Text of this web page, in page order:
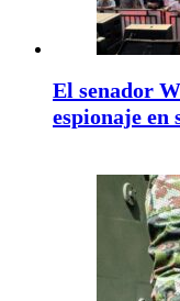
El senador
espionaje en